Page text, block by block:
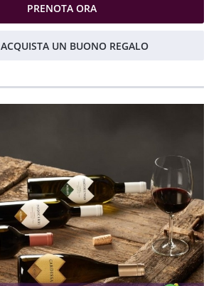
PRENOTA ORA
ACQUISTA UN BUONO REGALO